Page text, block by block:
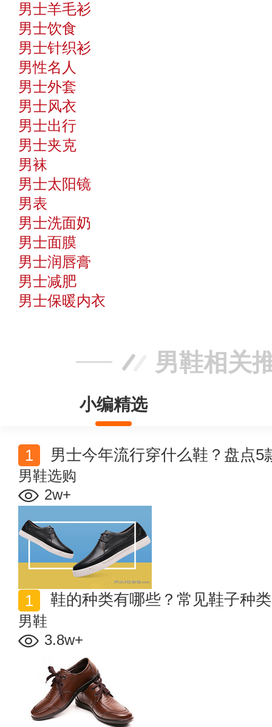
男士羊毛衫
男士饮食
男士针织衫
男性名人
男士外套
男士风衣
男士出行
男士夹克
男袜
男士太阳镜
男表
男士洗面奶
男士面膜
男士润唇膏
男士减肥
男士保暖内衣
男鞋相关
小编精选
男士今年流行穿什么鞋？盘点5
男鞋选购
2w+
鞋的种类有哪些？常见鞋子种
男鞋
3.8w+